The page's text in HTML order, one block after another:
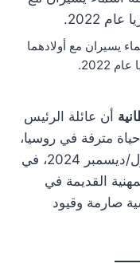
يسيران مع أولادهما
أن عائلة الرئيس
مترفة في روسيا،
بعد فرارها من دمشق في كانون الأول/ديسمبر 2024، في
القديمة في
صارمة وقيود